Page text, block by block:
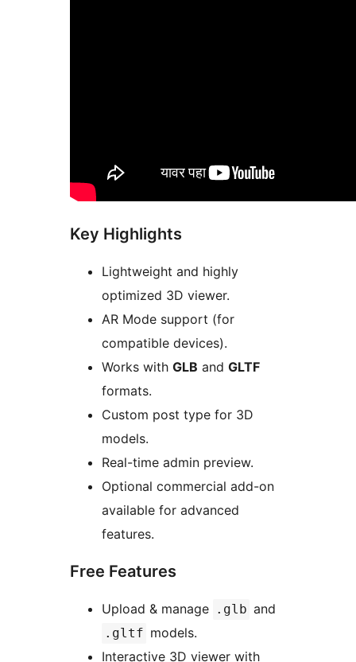
Key Highlights
Lightweight and highly
optimized 3D viewer.
AR Mode support (for
compatible devices).
Works with GLB and GLTF
formats.
Custom post type for 3D
models.
Real-time admin preview.
Optional commercial add-on
available for advanced
features.
Free Features
Upload & manage .glb and
.gltf models.
Interactive 3D viewer with